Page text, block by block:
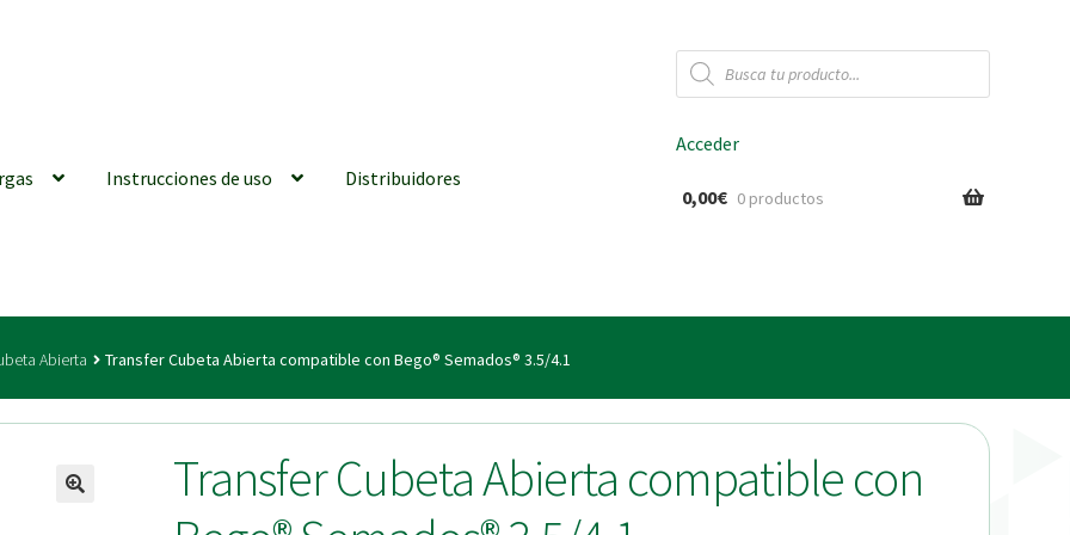
Búsqueda
de
productos
Instrucciones de uso Distribuidores
generales Conexiones CAD CAM Distribuidores Finalizar Pedido
| Tienda Online!
Acceder
0,00€ 0 productos
Abierta Transfer Cubeta Abierta compatible con Bego® Semados® 3.5/4.1
Transfer Cubeta Abierta compatible con